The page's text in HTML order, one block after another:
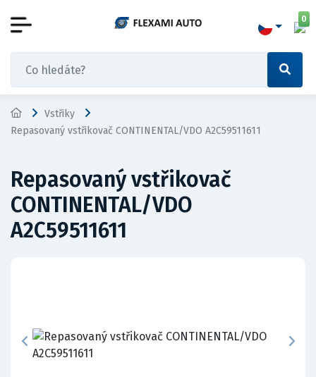
0
Vstřiky
Repasovaný vstřikovač CONTINENTAL/VDO A2C59511611
Repasovaný vstřikovač
CONTINENTAL/VDO
A2C59511611